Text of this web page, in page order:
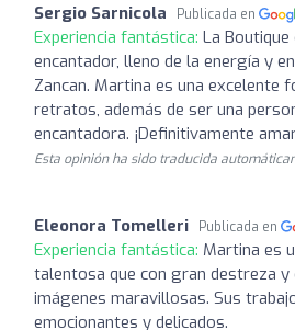
Sergio Sarnicola Publicada en
Experiencia fantástica: La
encantador, lleno de la energía y
Zancan. Martina es una excelente
retratos, además de ser una
encantadora. ¡Definitivamente
Esta opinión ha sido traducida
Eleonora Tomelleri Publicada en
Experiencia fantástica: Martina es
talentosa que con gran destreza y
imágenes maravillosas. Sus
emocionantes y delicados.